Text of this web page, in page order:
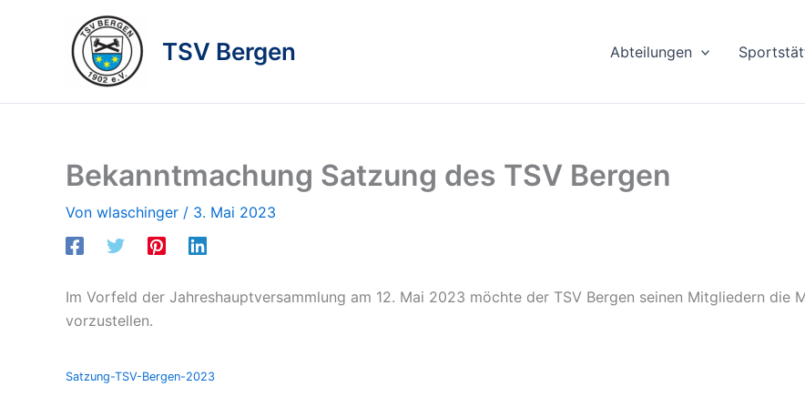
TSV Bergen Abteilungen
Bekanntmachung Satzung des TSV Bergen
Von wlaschinger / 3. Mai 2023
Im Vorfeld der Jahreshauptversammlung am 12. Mai 2023 möchte der TSV Bergen seinen Mitgliedern die
vorzustellen.
Satzung-TSV-Bergen-2023